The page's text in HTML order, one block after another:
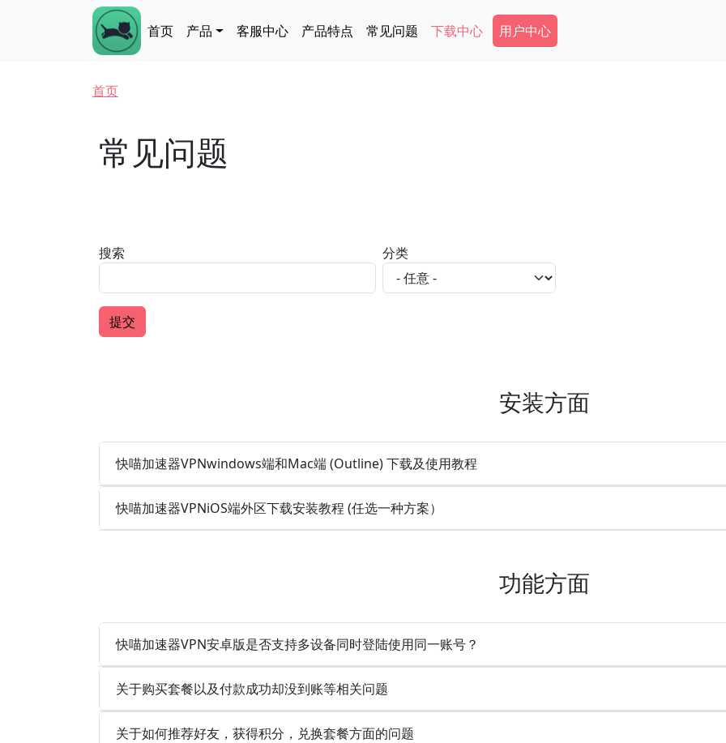
Main navigation
首页 产品 客服中心 产品特点 常见问题 下载中心 Secondary Menu
用户中心
面包屑
首页
常见问题
搜索 分类
安装方面
快喵加速器VPNwindows端和Mac端 (Outline) 下载及使用教程
快喵加速器VPNiOS端外区下载安装教程 (任选一种方案）
功能方面
快喵加速器VPN安卓版是否支持多设备同时登陆使用同一账号？
关于购买套餐以及付款成功却没到账等相关问题
关于如何推荐好友，获得积分，兑换套餐方面的问题